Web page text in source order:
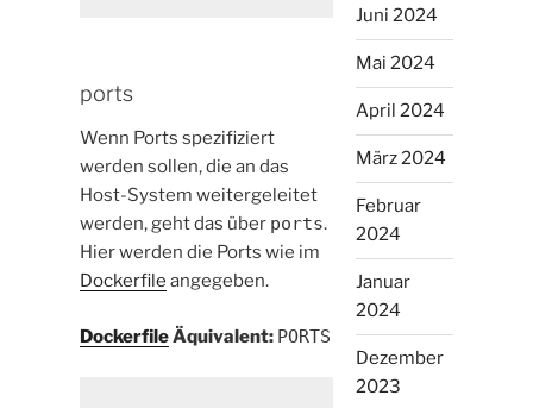
ports
Wenn Ports spezifiziert
werden sollen, die an das
Host-System weitergeleitet
werden, geht das über ports.
Hier werden die Ports wie im
Dockerfile angegeben.
DockerfileÄquivalent: PORTS
Juni 2024
Mai 2024
April 2024
März 2024
Februar
2024
Januar
2024
Dezember
2023